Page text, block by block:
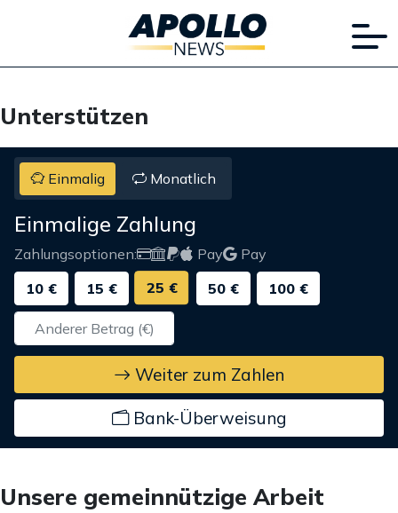
Unterstützen
Einmalig Monatlich
Einmalige Zahlung
Zahlungsoptionen: Pay
Pay
10 €
15 € 25 € 50 € 100 €
Weiter zum Zahlen
Bank-Überweisung
Unsere gemeinnützige Arbeit